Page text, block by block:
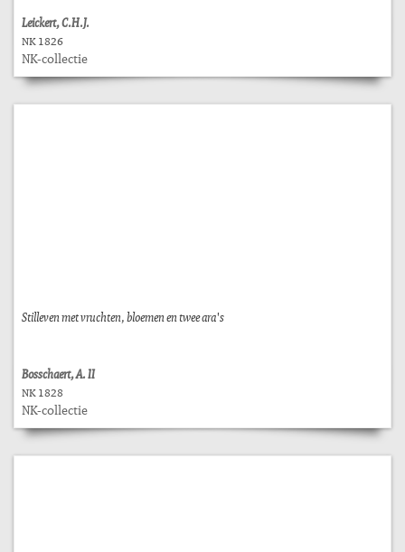
Leickert, C.H.J.
NK 1826
NK-collectie
Stilleven met vruchten, bloemen en twee ara's
Bosschaert, A. II
NK 1828
NK-collectie